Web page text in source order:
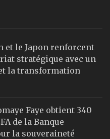
et le Japon renforcent
stratégique avec un
la transformation
Faye obtient 340
de la Banque
la souveraineté